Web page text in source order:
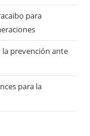
para
la prevención ante
para la